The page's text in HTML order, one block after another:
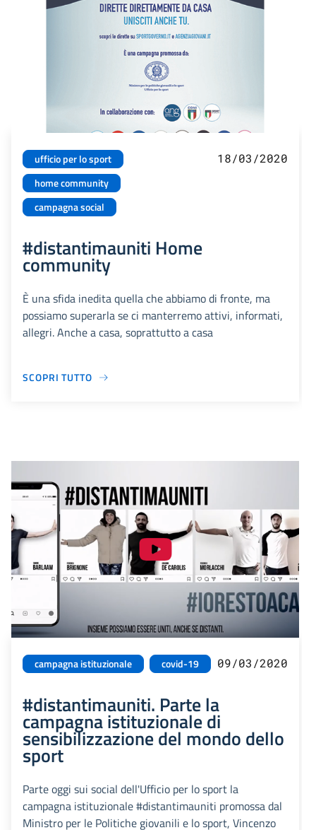
ufficio per lo sport
home community
campagna social
18/03/2020
#distantimauniti Home
community
È una sfida inedita quella che abbiamo di fronte, ma
possiamo superarla se ci manterremo attivi, informati,
allegri. Anche a casa, soprattutto a casa
SCOPRI TUTTO
campagna istituzionale covid-19 09/03/2020
#distantimauniti. Parte la
campagna istituzionale di
sensibilizzazione del mondo dello
sport
Parte oggi sui social dell'Ufficio per lo sport la
campagna istituzionale #distantimauniti promossa dal
Ministro per le Politiche giovanili e lo sport, Vincenzo